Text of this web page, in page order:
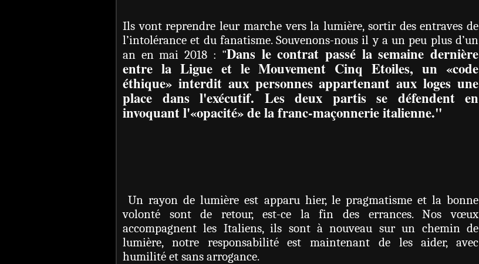
Ils vont reprendre leur marche vers la lumière, sortir des entraves de
l’intolérance et du fanatisme. Souvenons-nous il y a un peu plus d’un
an en mai 2018 : "Dans le contrat passé la semaine dernière
entre la Ligue et le Mouvement Cinq Etoiles, un «code
éthique» interdit aux personnes appartenant aux loges une
place dans l'exécutif. Les deux partis se défendent en
invoquant l'«opacité» de la franc-maçonnerie italienne."
Un rayon de lumière est apparu hier, le pragmatisme et la bonne
volonté sont de retour, est-ce la fin des errances. Nos vœux
accompagnent les Italiens, ils sont à nouveau sur un chemin de
lumière, notre responsabilité est maintenant de les aider, avec
humilité et sans arrogance.